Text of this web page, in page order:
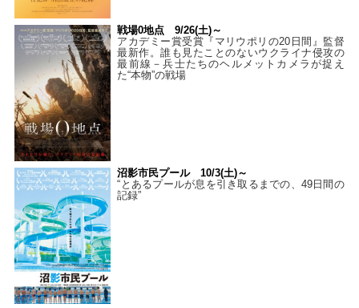
戦場0地点 9/26(土)～
アカデミー賞受賞『マリウポリの20日間』監督
最新作。誰も見たことのないウクライナ侵攻の
最前線－兵士たちのヘルメットカメラが捉え
た“本物”の戦場
沼影市民プール 10/3(土)～
“とあるプールが息を引き取るまでの、49日間の
記録”